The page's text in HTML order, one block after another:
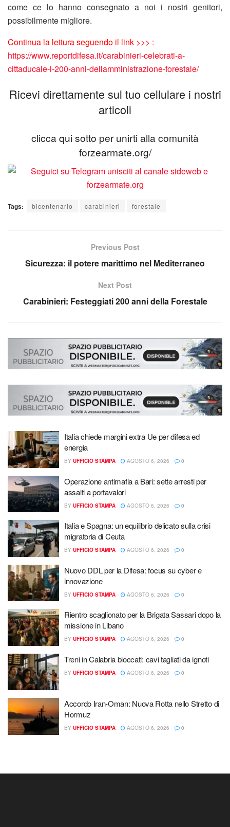
come ce lo hanno consegnato a noi i nostri genitori,
possibilmente migliore.
Continua la lettura seguendo il link >>> :
https://www.reportdifesa.it/carabinieri-celebrati-a-
cittaducale-i-200-anni-dellamministrazione-forestale/
Ricevi direttamente sul tuo cellulare i nostri
articoli
clicca qui sotto per unirti alla comunità
forzearmate.org/
Tags: bicentenario carabinieri forestale
Previous Post
Sicurezza: il potere marittimo nel Mediterraneo
Next Post
Carabinieri: Festeggiati 200 anni della Forestale
Italia chiede margini extra Ue per difesa ed
energia
BY UFFICIO STAMPA AGOSTO 6, 2026 0
Operazione antimafia a Bari: sette arresti per
assalti a portavalori
BY UFFICIO STAMPA AGOSTO 6, 2026 0
Italia e Spagna: un equilibrio delicato sulla crisi
migratoria di Ceuta
BY UFFICIO STAMPA AGOSTO 6, 2026 0
Nuovo DDL per la Difesa: focus su cyber e
innovazione
BY UFFICIO STAMPA AGOSTO 6, 2026 0
Rientro scaglionato per la Brigata Sassari dopo la
missione in Libano
BY UFFICIO STAMPA AGOSTO 6, 2026 0
Treni in Calabria bloccati: cavi tagliati da ignoti
BY UFFICIO STAMPA AGOSTO 6, 2026 0
Accordo Iran-Oman: Nuova Rotta nello Stretto di
Hormuz
BY UFFICIO STAMPA AGOSTO 6, 2026 0